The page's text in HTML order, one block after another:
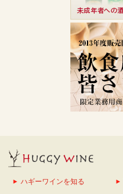
ハギーワインを知る